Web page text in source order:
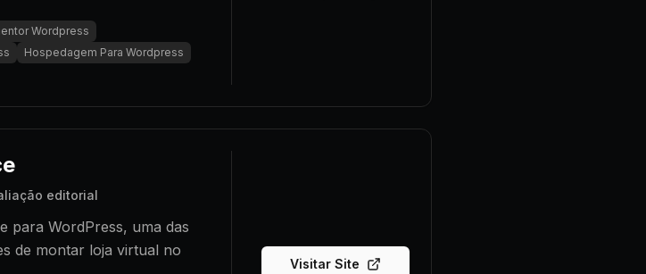
Wordpress
Hospedagem Para Wordpress
editorial
para WordPress, uma das
de montar loja virtual no
Visitar Site